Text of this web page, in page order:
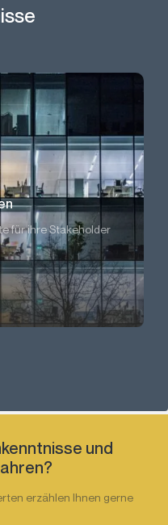
für ihre Stakeholder
und
erzählen Ihnen gerne